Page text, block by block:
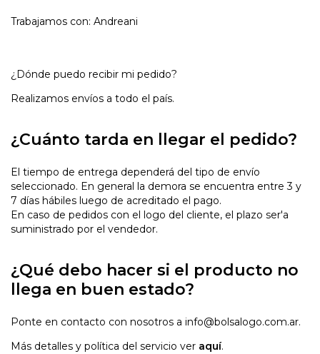
Trabajamos con: Andreani
¿Dónde puedo recibir mi pedido?
Realizamos envíos a todo el país.
¿Cuánto tarda en llegar el pedido?
El tiempo de entrega dependerá del tipo de envío
seleccionado. En general la demora se encuentra entre 3 y
7 días hábiles luego de acreditado el pago.
En caso de pedidos con el logo del cliente, el plazo ser'a
suministrado por el vendedor.
¿Qué debo hacer si el producto no
llega en buen estado?
Ponte en contacto con nosotros a info@bolsalogo.com.ar.
Más detalles y política del servicio ver aquí.